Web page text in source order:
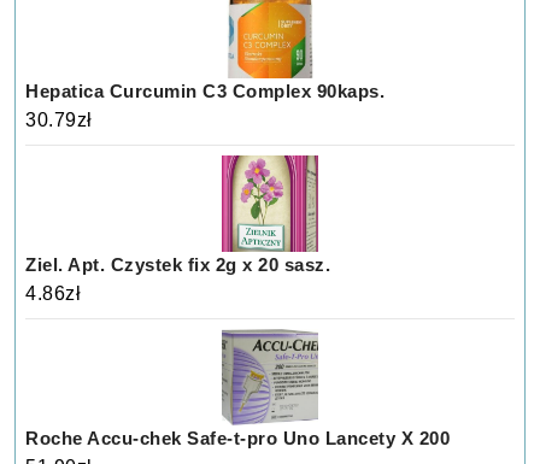
Hepatica Curcumin C3 Complex 90kaps.
30.79zł
Ziel. Apt. Czystek fix 2g x 20 sasz.
4.86zł
Roche Accu-chek Safe-t-pro Uno Lancety X 200